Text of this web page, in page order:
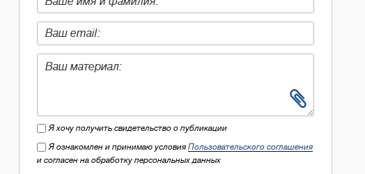
Я хочу получить свидетельство о публикации
Я ознакомлен и принимаю условия Пользовательского соглашения
и согласен на обработку персональных данных